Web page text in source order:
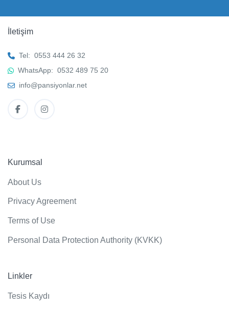
İletişim
Tel: 0553 444 26 32
WhatsApp: 0532 489 75 20
info@pansiyonlar.net
Kurumsal
About Us
Privacy Agreement
Terms of Use
Personal Data Protection Authority (KVKK)
Linkler
Tesis Kaydı